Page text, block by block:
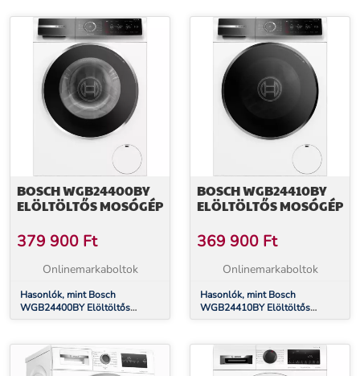
BOSCH WGB24400BY
ELÖLTÖLTŐS MOSÓGÉP
379 900 Ft
Onlinemarkaboltok
Hasonlók, mint Bosch
WGB24400BY Elöltöltős
mosógép
BOSCH WGB24410BY
ELÖLTÖLTŐS MOSÓGÉP
369 900 Ft
Onlinemarkaboltok
Hasonlók, mint Bosch
WGB24410BY Elöltöltős
mosógép